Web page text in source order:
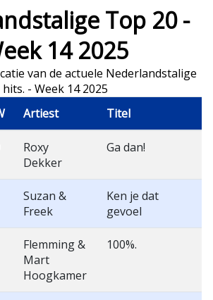
Top 20 -
14 2025
van de actuele Nederlandstalige
hits. - Week 14 2025
Artiest Titel
Roxy
Dekker
Ga dan!
Suzan &
Freek
Ken je dat
gevoel
Flemming &
Mart
Hoogkamer
100%.